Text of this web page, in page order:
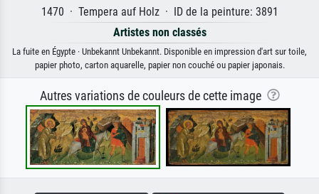
1470 · Tempera auf Holz · ID de la peinture: 3891
Artistes non classés
La fuite en Égypte · Unbekannt Unbekannt. Disponible en impression d'art sur toile,
papier photo, carton aquarelle, papier non couché ou papier japonais.
Autres variations de couleurs de cette image